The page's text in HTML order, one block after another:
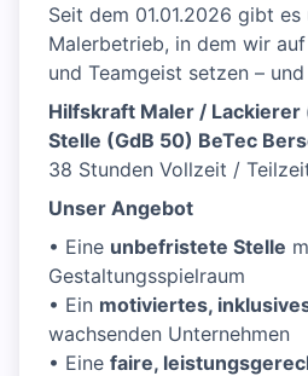
Seit dem 01.01.2026 gibt es
Malerbetrieb, in dem wir
und Teamgeist setzen –
Hilfskraft Maler /
Stelle (GdB 50) BeTec
38 Stunden Vollzeit /
Unser Angebot
• Eine unbefristete Stelle
Gestaltungsspielraum
• Ein motiviertes,
wachsenden Unternehmen
• Eine faire,